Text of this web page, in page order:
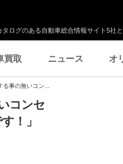
ログのある自動車総合情報サイト5社
買取 ニュース オ
事の無いコン...
コンセ
！」